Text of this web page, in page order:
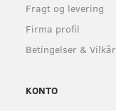
Fragt og levering
Firma profil
Betingelser & Vilkår
KONTO